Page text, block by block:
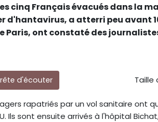
cinq Français évacués dans la
d'hantavirus, a atterri peu avant
Paris, ont constaté des
d'écouter Taille
rapatriés par un vol sanitaire ont
Ils sont ensuite arrivés à l'hôpital